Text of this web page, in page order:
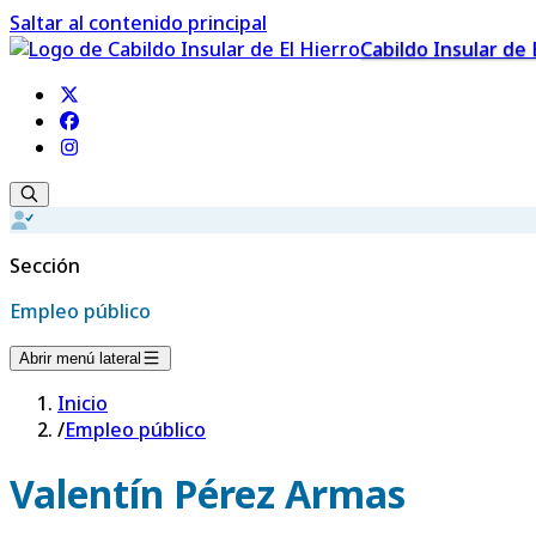
Saltar al contenido principal
Cabildo Insular de
Sección
Empleo público
Abrir menú lateral
Inicio
/Empleo público
Valentín Pérez Armas